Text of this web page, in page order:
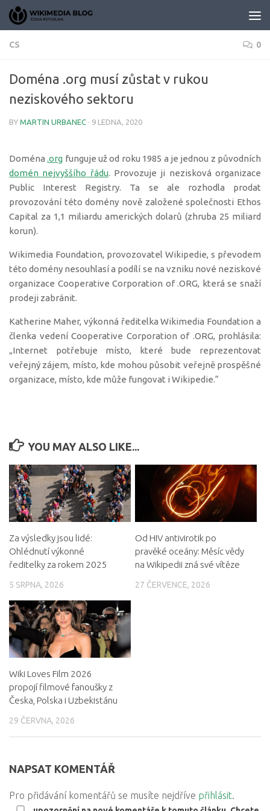
Skip to content
CS 0
Doména .org musí zůstat v rukou
neziskového sektoru
BY MARTIN URBANEC · 9 LEDNA, 2020
Doména.org funguje už od roku 1985 a je jednou z původních
domén nejvyššího řádu. Provozuje ji nezisková organizace
Public Interest Registry. Ta se ale rozhodla prodat
provozování této domény nově založené společnosti Ethos
Capital za 1,1 miliardu amerických dolarů (zhruba 25 miliard
korun).
Wikimedia Foundation, provozovatel Wikipedie, s převodem
této domény nesouhlasí a podílí se na vzniku nové neziskové
organizace Cooperative Corporation of .ORG, která se snaží
prodeji zabránit.
Katherine Maher, výkonná ředitelka Wikimedia Foundation a
členka vedení Cooperative Corporation of .ORG, prohlásila:
„Internet potřebuje místo, které bude reprezentovat
veřejný zájem, místo, kde mohou působit veřejně prospěšné
organizace, místo, kde může fungovat i Wikipedie.“
YOU MAY ALSO LIKE...
Za výsledky jsou lidé:
Ohlédnutí výkonné
ředitelky za rokem 2025
5 SRPNA, 2026
Od HIV antivirotik po
pravěké oceány: Měsíc vědy
na Wikipedii zná své vítěze
27 ČERVENCE, 2026
Wiki Loves Film 2026
propojí filmové fanoušky z
Česka, Polska i Uzbekistánu
29 ČERVNA, 2026
NAPSAT KOMENTÁŘ
Pro přidávání komentářů se musíte nejdříve přihlásit.